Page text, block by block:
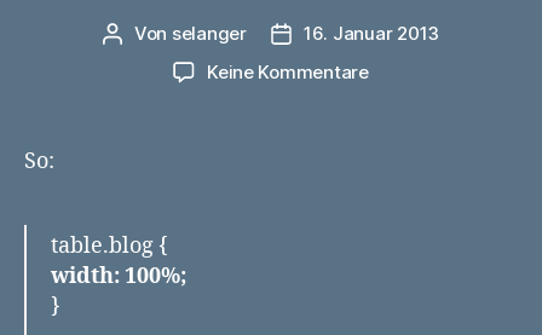
Beitragsautor
Von selanger Veröffentlichungsdatum
16. Januar 2013
Keine Kommentarezu
So:
table.blog {
width: 100%;
}